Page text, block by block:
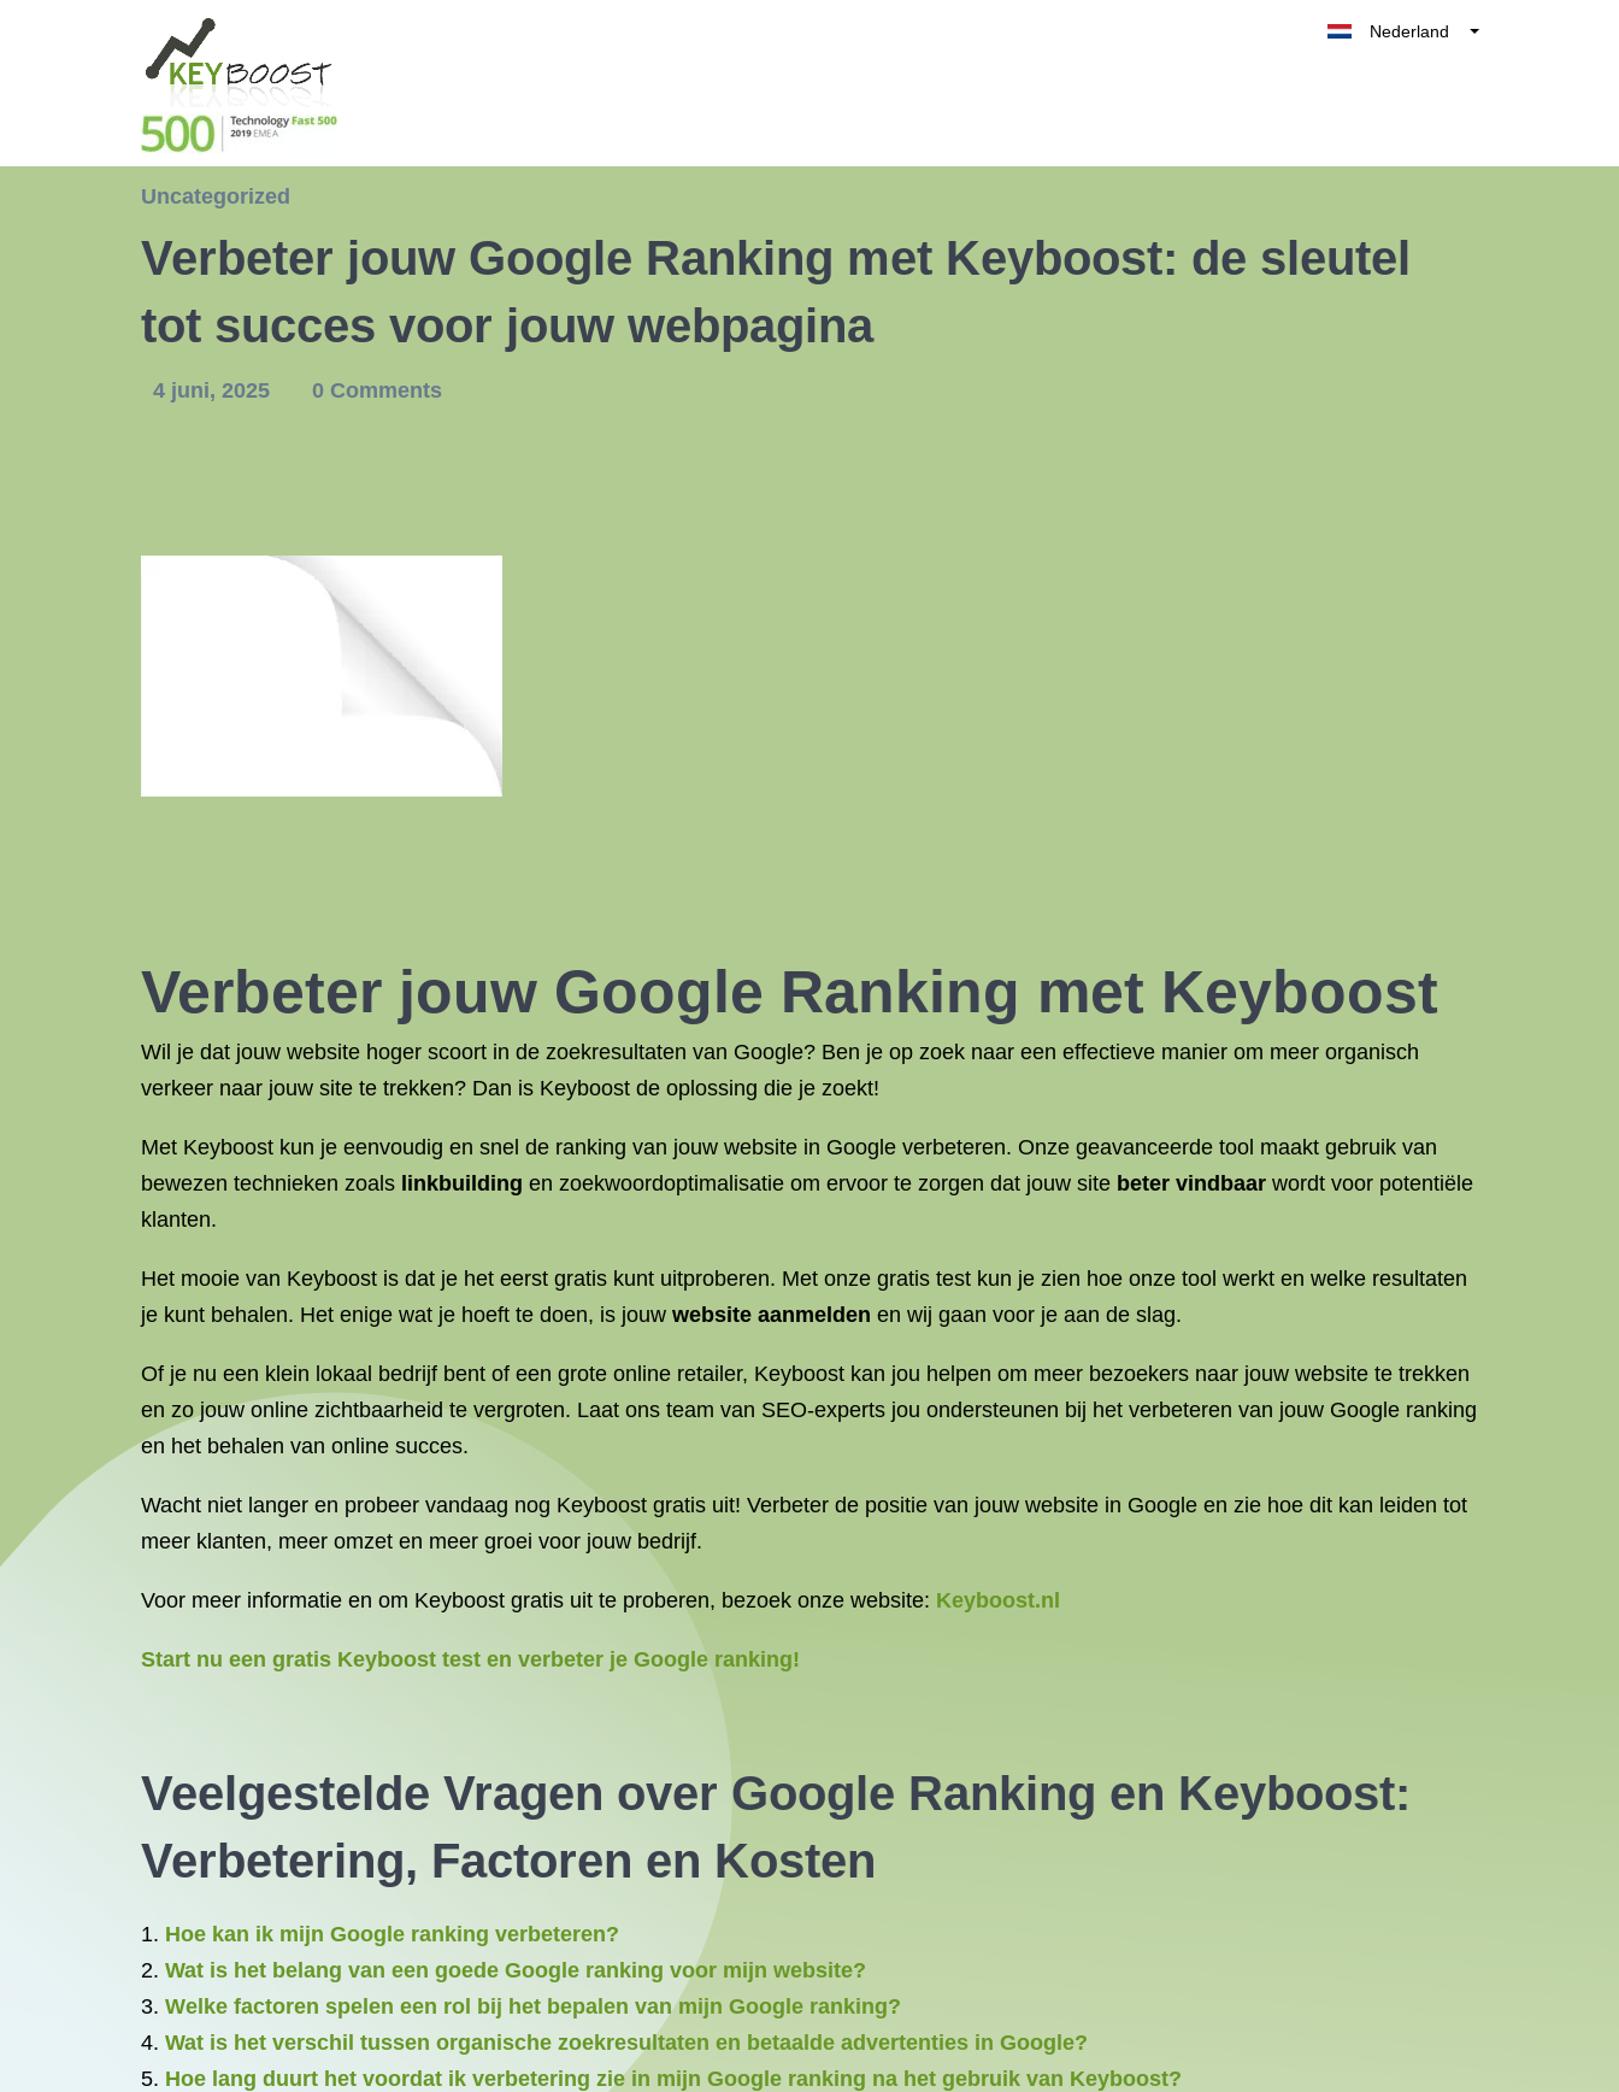
Nederland
España
Uncategorized
Verbeter jouw Google Ranking met Keyboost: de sleutel
tot succes voor jouw webpagina
4 juni, 2025 0 Comments
Verbeter jouw Google Ranking met Keyboost
Wil je dat jouw website hoger scoort in de zoekresultaten van Google? Ben je op zoek naar een effectieve manier om meer organisch
verkeer naar jouw site te trekken? Dan is Keyboost de oplossing die je zoekt!
Met Keyboost kun je eenvoudig en snel de ranking van jouw website in Google verbeteren. Onze geavanceerde tool maakt gebruik van
bewezen technieken zoals linkbuilding en zoekwoordoptimalisatie om ervoor te zorgen dat jouw site beter vindbaar wordt voor potentiële
klanten.
Het mooie van Keyboost is dat je het eerst gratis kunt uitproberen. Met onze gratis test kun je zien hoe onze tool werkt en welke resultaten
je kunt behalen. Het enige wat je hoeft te doen, is jouw website aanmelden en wij gaan voor je aan de slag.
Of je nu een klein lokaal bedrijf bent of een grote online retailer, Keyboost kan jou helpen om meer bezoekers naar jouw website te trekken
en zo jouw online zichtbaarheid te vergroten. Laat ons team van SEO-experts jou ondersteunen bij het verbeteren van jouw Google ranking
en het behalen van online succes.
Wacht niet langer en probeer vandaag nog Keyboost gratis uit! Verbeter de positie van jouw website in Google en zie hoe dit kan leiden tot
meer klanten, meer omzet en meer groei voor jouw bedrijf.
Voor meer informatie en om Keyboost gratis uit te proberen, bezoek onze website: Keyboost.nl
Start nu een gratis Keyboost test en verbeter je Google ranking!
Veelgestelde Vragen over Google Ranking en Keyboost:
Verbetering, Factoren en Kosten
Hoe kan ik mijn Google ranking verbeteren?
Wat is het belang van een goede Google ranking voor mijn website?
Welke factoren spelen een rol bij het bepalen van mijn Google ranking?
Wat is het verschil tussen organische zoekresultaten en betaalde advertenties in Google?
Hoe lang duurt het voordat ik verbetering zie in mijn Google ranking na het gebruik van Keyboost?